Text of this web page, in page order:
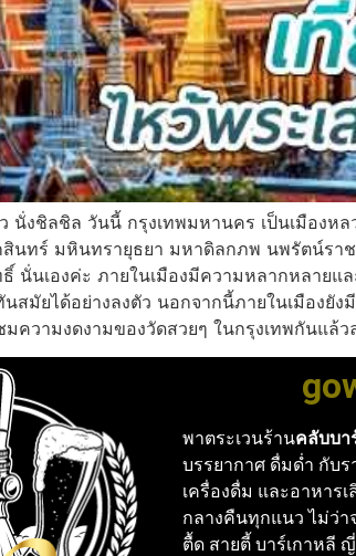
นั่งชิลชิล วันนี้ กรุงเทพมหานคร เป็นเมืองห
สินทร์ มหินทรายุธยา มหาดิลกภพ นพรัตน์รา
นั่นเองค่ะ ภายในเมืองมีความหลากหลายแ
สมัยได้อย่างลงตัว นอกจากนี้ภายในเมืองยัง
ความงดงามของวัดสวยๆ ในกรุงเทพกันแล้ว
พาตระเวนร้านคลับบา
บรรยากาศ ดื่มด่ำ กับ
เครื่องดื่ม และอาหาร
กลางคืนทุกแนว ไม่ว่า
ตื้ด สายตี้ บาร์เกาหลี